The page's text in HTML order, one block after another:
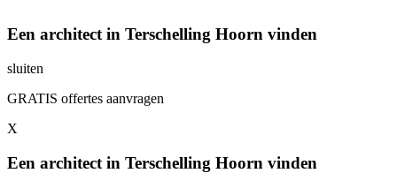
Een architect in Terschelling Hoorn vinden
sluiten
GRATIS offertes aanvragen
X
Een architect in Terschelling Hoorn vinden